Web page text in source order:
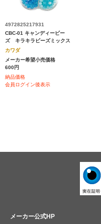
4972825217931
CBC-01 キャンディービー
ズ キラキラビーズミックス
カワダ
メーカー希望小売価格
600円
納品価格
会員ログイン後表示
メーカー公式HP